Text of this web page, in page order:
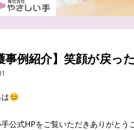
事例紹介】笑顔が戻っ
は😊
公式HPをご覧いただきありがとう